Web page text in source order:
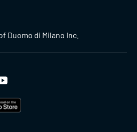
Duomo di Milano Inc.